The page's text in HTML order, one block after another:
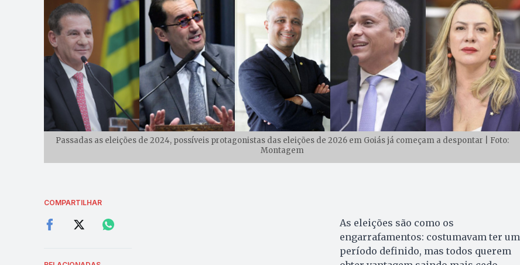
Passadas as eleições de 2024, possíveis protagonistas das eleições de 2026 em Goiás já começam a despontar | Foto:
Montagem
COMPARTILHAR
As eleições são como os
engarrafamentos: costumavam ter um
período definido, mas todos querem